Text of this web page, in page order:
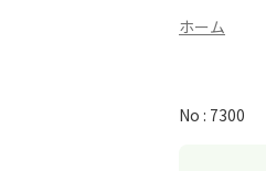
ホーム
No : 7300